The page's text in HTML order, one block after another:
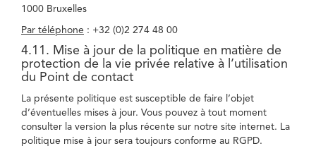
1000 Bruxelles
Par téléphone : +32 (0)2 274 48 00
4.11. Mise à jour de la politique en matière de
protection de la vie privée relative à l’utilisation
du Point de contact
La présente politique est susceptible de faire l’objet
d’éventuelles mises à jour. Vous pouvez à tout moment
consulter la version la plus récente sur notre site internet. La
politique mise à jour sera toujours conforme au RGPD.